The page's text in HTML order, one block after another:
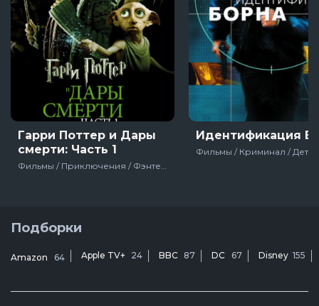
Гарри Поттер и Дары
смерти: Часть 1
Идентификация
Подборки
Amazon 64 Apple TV+ 24 BBC 87 DC 67 Disney 155